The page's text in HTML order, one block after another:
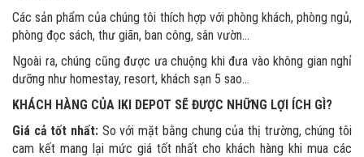
Các sản phẩm của chúng tôi thích hợp với phòng khách, phòng ngủ,
phòng đọc sách, thư giãn, ban công, sân vườn…
Ngoài ra, chúng cũng được ưa chuộng khi đưa vào không gian nghỉ
dưỡng như homestay, resort, khách sạn 5 sao…
KHÁCH HÀNG CỦA IKI DEPOT SẼ ĐƯỢC NHỮNG LỢI ÍCH GÌ?
Giá cả tốt nhất: So với mặt bằng chung của thị trường, chúng tôi
cam kết mang lại mức giá tốt nhất cho khách hàng khi mua các